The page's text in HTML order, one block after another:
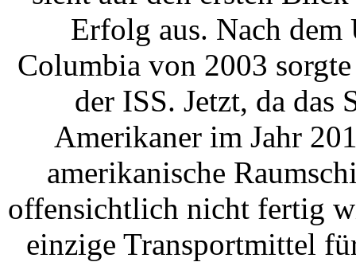
Erfolg aus. Nach
Columbia von 2003
der ISS. Jetzt, da das
Amerikaner im Jahr
amerikanische
offensichtlich nicht fertig
einzige Transportmittel